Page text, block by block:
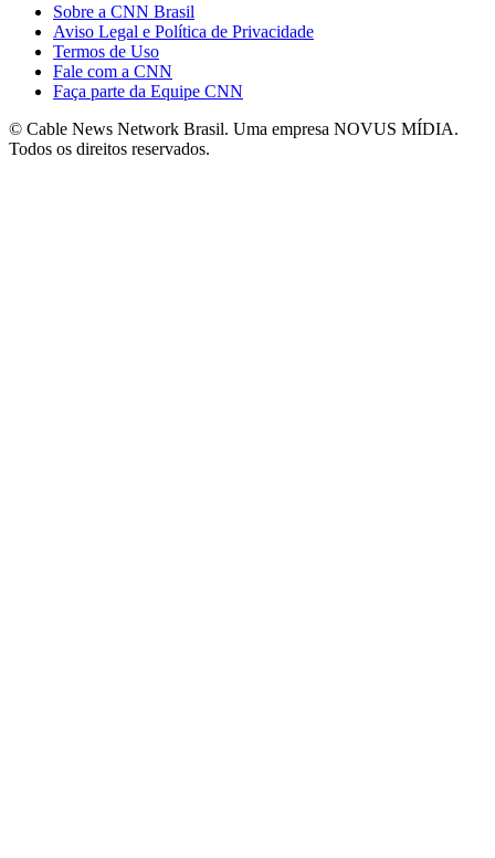
Sobre a CNN Brasil
Aviso Legal e Política de Privacidade
Termos de Uso
Fale com a CNN
Faça parte da Equipe CNN
© Cable News Network Brasil. Uma empresa NOVUS MÍDIA.
Todos os direitos reservados.